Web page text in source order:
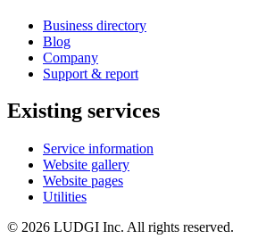
Business directory
Blog
Company
Support & report
Existing services
Service information
Website gallery
Website pages
Utilities
© 2026 LUDGI Inc. All rights reserved.